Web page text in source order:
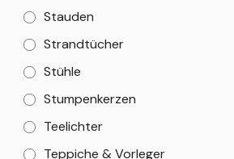
Stauden
Strandtücher
Stühle
Stumpenkerzen
Teelichter
Teppiche & Vorleger